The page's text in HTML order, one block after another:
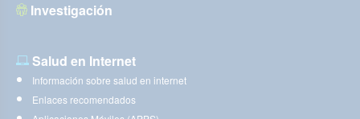
Investigación
Salud en Internet
Información sobre salud en internet
Enlaces recomendados